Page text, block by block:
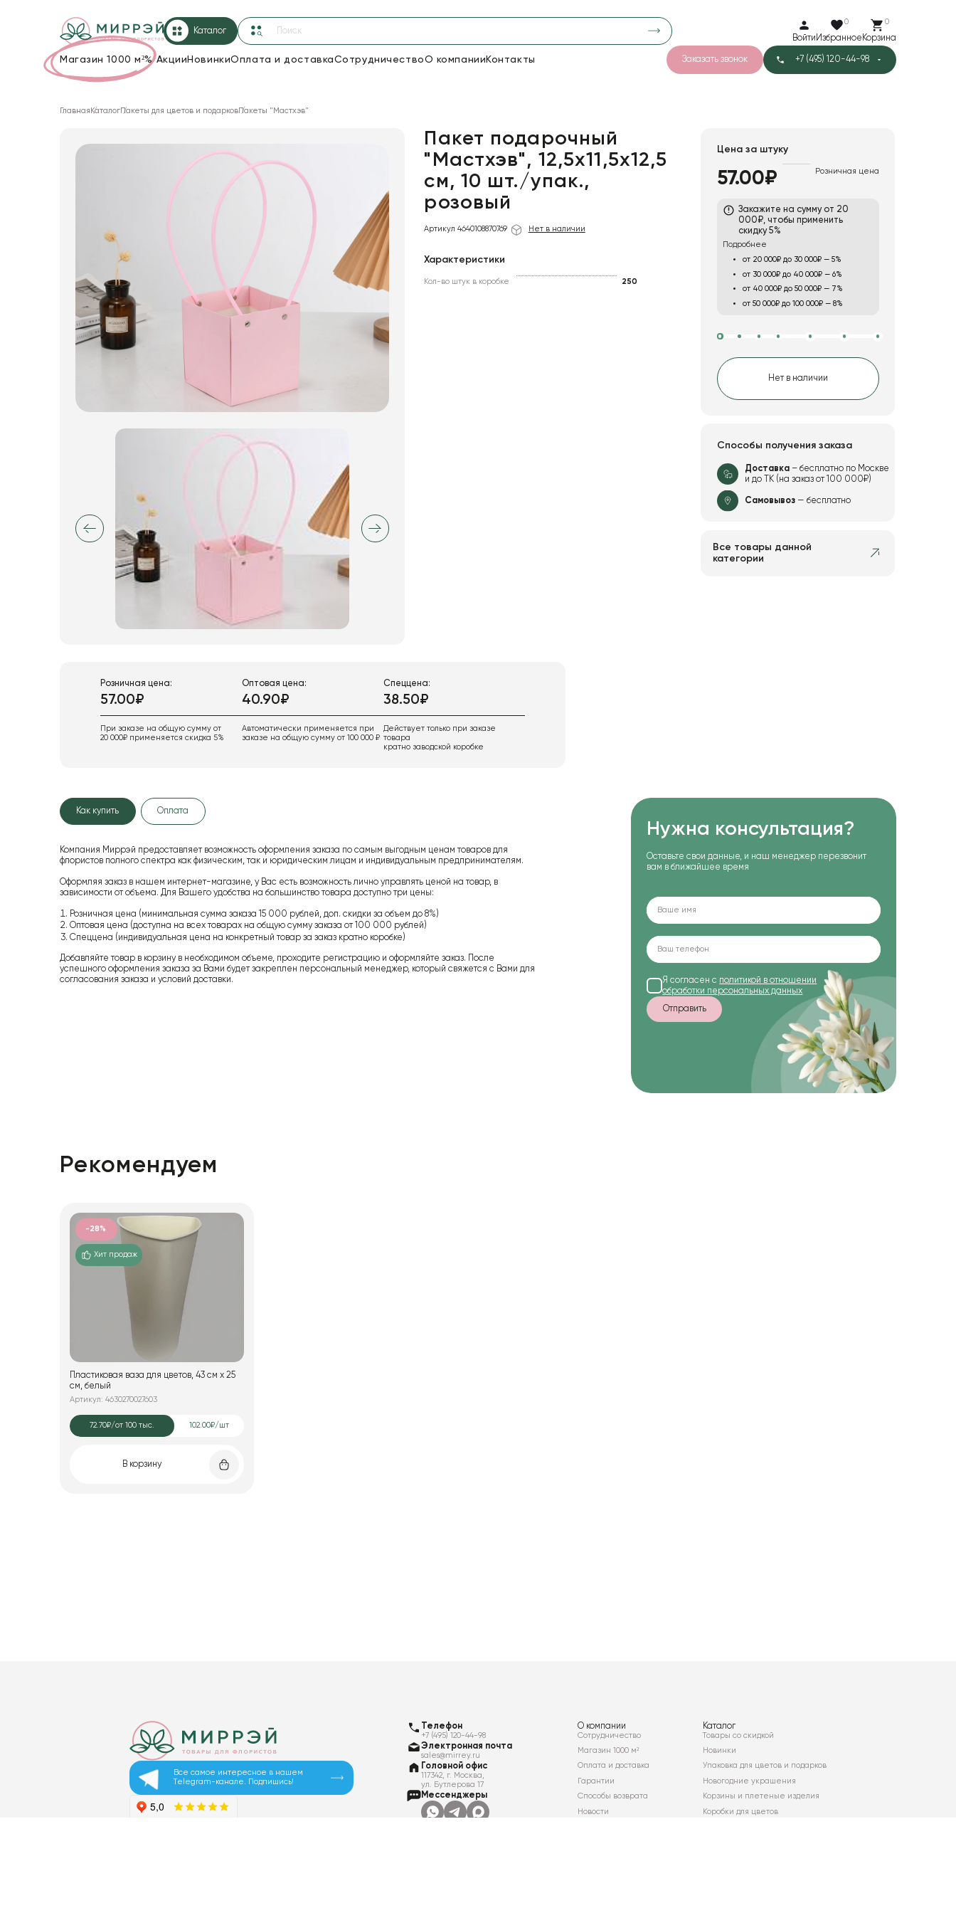
Каталог
Войти
0
Избранное
0
Корзина
Магазин 1000 м²%Акции НовинкиОплата и доставкаСотрудничествоО компании Контакты Заказать звонок +7 (495) 120-44-98
Пленка
18
Сетка6
Корзины и плетеные изделия
Сухоцветы
Товары для флористов
Пакеты для цветов и подарков
Искусственные цветы и растения
Декоративные вазы, кашпо
Изделия из металла
Сухоцветы
Главная КаталогПакеты для цветов и подарковПакеты "Мастхэв"
Пакет подарочный
"Мастхэв", 12,5х11,5х12,5
см, 10 шт./упак.,
розовый
Артикул 4640108870769 Нет в наличии
Характеристики
Кол-во штук в коробке 250
Розничная цена:
57.00₽
При заказе на общую сумму от
20 000₽ применяется скидка 5%
Оптовая цена:
40.90₽
Автоматически применяется при
заказе на общую сумму от 100 000 ₽
Спеццена:
38.50₽
Действует только при заказе
товара
кратно заводской коробке
Цена за штуку
57.00₽ Розничная цена
Закажите на сумму от 20
000₽, чтобы применить
скидку 5%
Подробнее
от 20 000₽ до 30 000₽ — 5%
от 30 000₽ до 40 000₽ — 6%
от 40 000₽ до 50 000₽ — 7%
от 50 000₽ до 100 000₽ — 8%
Нет в наличии
Способы получения заказа
Доставка– бесплатно по Москве
и до ТК (на заказ от 100 000₽)
Самовывоз— бесплатно
Все товары данной
категории
Как купить Оплата
Компания Миррэй предоставляет возможность оформления заказа по самым выгодным ценам товаров для
флористов полного спектра как физическим, так и юридическим лицам и индивидуальным предпринимателям.
Оформляя заказ в нашем интернет-магазине, у Вас есть возможность лично управлять ценой на товар, в
зависимости от объема. Для Вашего удобства на большинство товара доступно три цены:
Розничная цена (минимальная сумма заказа 15 000 рублей, доп. скидки за объем до 8%)
Оптовая цена (доступна на всех товарах на общую сумму заказа от 100 000 рублей)
Спеццена (индивидуальная цена на конкретный товар за заказ кратно коробке)
Добавляйте товар в корзину в необходимом объеме, проходите регистрацию и оформляйте заказ. После
успешного оформления заказа за Вами будет закреплен персональный менеджер, который свяжется с Вами для
согласования заказа и условий доставки.
Нужна консультация?
Оставьте свои данные, и наш менеджер перезвонит
вам в ближайшее время
Я согласен с политикой в отношении
обработки персональных данных
Отправить
Рекомендуем
-28%
Хит продаж
Пластиковая ваза для цветов, 43 см х 25
см, белый
Артикул: 4630270027603
72.70₽/от 100 тыс. 102.00₽/шт
В корзину
Все самое интересное в нашем
Telegram-канале. Подпишись!
Телефон
+7 (495) 120-44-98
Электронная почта
sales@mirrey.ru
Головной офис
117342, г. Москва,
ул. Бутлерова 17
Мессенджеры
О компании
Сотрудничество
Магазин 1000 м²
Оплата и доставка
Гарантии
Способы возврата
Новости
Каталог
Товары со скидкой
Новинки
Упаковка для цветов и подарков
Новогодние украшения
Корзины и плетеные изделия
Коробки для цветов